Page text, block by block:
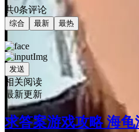
共0条评论
综合 最新 最热
发送
相关阅读
最新更新
求答案游戏攻略 海